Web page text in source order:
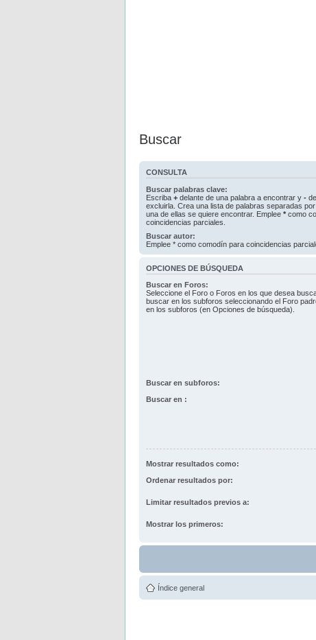
Buscar
CONSULTA
Buscar palabras clave:
Escriba + delante de una palabra a encontrar y -
excluirla. Crea una lista de palabras separadas por
una de ellas se quiere encontrar. Emplee * como
coincidencias parciales.
Buscar autor:
Emplee * como comodín para coincidencias
OPCIONES DE BÚSQUEDA
Buscar en Foros:
Seleccione el Foro o Foros en los que desea
buscar en los subforos seleccionando el Foro
en los subforos (en Opciones de búsqueda).
Buscar en subforos:
Buscar en :
Mostrar resultados como:
Ordenar resultados por:
Limitar resultados previos a:
Mostrar los primeros:
Índice general